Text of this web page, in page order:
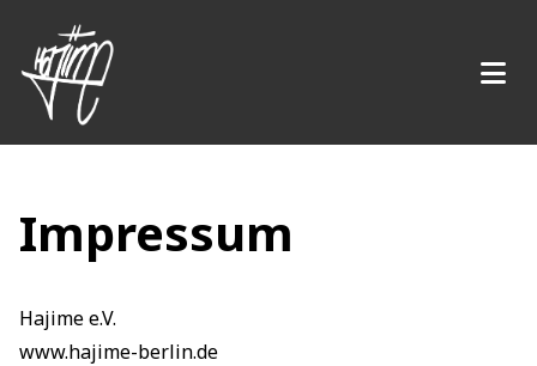
Impressum
Hajime e.V.
www.hajime-berlin.de